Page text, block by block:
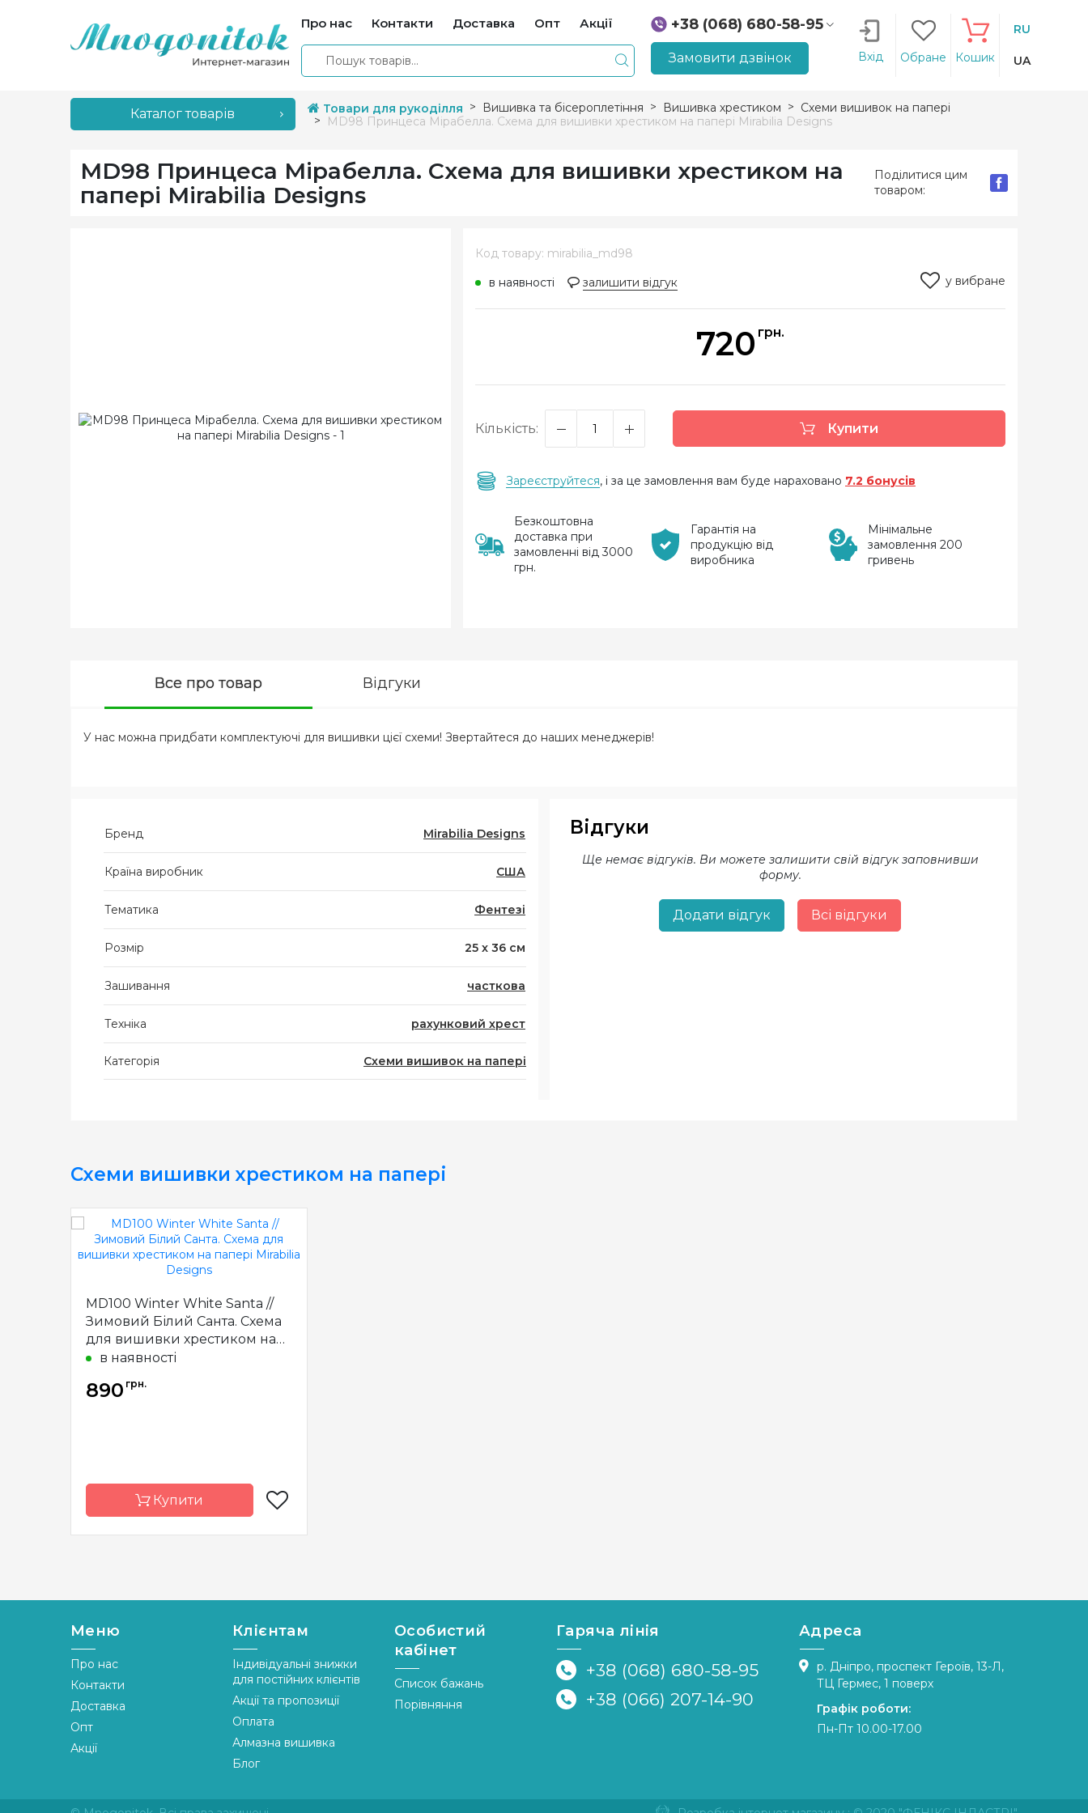
Про нас Контакти Доставка Опт Акції
+38 (068) 680-58-95
+38 (066) 207-14-90
Замовити дзвінок Вхід Обране Кошик
RU
UA
Каталог товарів Товари для рукоділля Вишивка та бісероплетіння Вишивка хрестиком
Схеми вишивок на папері
MD98 Принцеса Мірабелла. Схема для вишивки хрестиком на папері Mirabilia Designs
MD98 Принцеса Мірабелла. Схема для вишивки хрестиком на
папері Mirabilia Designs
Поділитися цим
товаром:
Код товару: mirabilia_md98
в наявності
залишити відгук у вибране
720 грн.
Кількість: Купити
Зареєструйтеся, і за це замовлення вам буде нараховано 7.2 бонусів
Безкоштовна
доставка при
замовленні від 3000
грн.
Гарантія на
продукцію від
виробника
Мінімальне
замовлення 200
гривень
Все про товар Відгуки
У нас можна придбати комплектуючі для вишивки цієї схеми! Звертайтеся до наших менеджерів!
Бренд Mirabilia Designs
Країна виробник США
Тематика Фентезі
Розмір 25 x 36 см
Зашивання часткова
Техніка рахунковий хрест
Категорія Схеми вишивок на папері
Відгуки
Ще немає відгуків. Ви можете залишити свій відгук заповнивши
форму.
Додати відгук Всі відгуки
Схеми вишивки хрестиком на папері
MD100 Winter White Santa //
Зимовий Білий Санта. Схема
для вишивки хрестиком на
папері Mirabilia Designs
в наявності
890 грн.
Купити
Країна
США
Зашивання
часткова
Меню
Про нас
Контакти
Доставка
Опт
Акції
Клієнтам
Індивідуальні знижки
для постійних клієнтів
Акції та пропозиції
Оплата
Алмазна вишивка
Блог
Особистий
кабінет
Список бажань
Порівняння
Гаряча лінія
+38 (068) 680-58-95
+38 (066) 207-14-90
Адреса
р. Дніпро, проспект Героїв, 13-Л,
ТЦ Гермес, 1 поверх
Графік роботи:
Пн-Пт 10.00-17.00